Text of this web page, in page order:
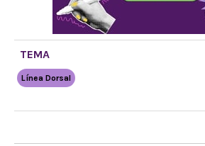
TEMA
Línea Dorsal